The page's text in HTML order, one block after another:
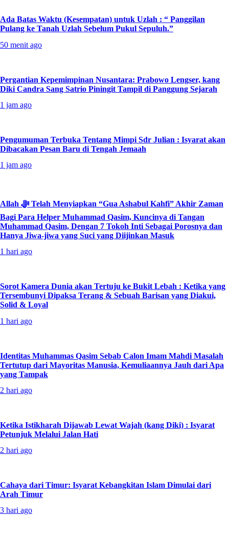
Ada Batas Waktu (Kesempatan) untuk Uzlah : “ Panggilan
Pulang ke Tanah Uzlah Sebelum Pukul Sepuluh.”
50 menit ago
Pergantian Kepemimpinan Nusantara: Prabowo Lengser, kang
Diki Candra Sang Satrio Piningit Tampil di Panggung Sejarah
1 jam ago
Pengumuman Terbuka Tentang Mimpi Sdr Julian : Isyarat akan
Dibacakan Pesan Baru di Tengah Jemaah
1 jam ago
Allah ﷻ Telah Menyiapkan “Gua Ashabul Kahfi” Akhir Zaman
Bagi Para Helper Muhammad Qasim, Kuncinya di Tangan
Muhammad Qasim, Dengan 7 Tokoh Inti Sebagai Porosnya dan
Hanya Jiwa-jiwa yang Suci yang Diijinkan Masuk
1 hari ago
Sorot Kamera Dunia akan Tertuju ke Bukit Lebah : Ketika yang
Tersembunyi Dipaksa Terang & Sebuah Barisan yang Diakui,
Solid & Loyal
1 hari ago
Identitas Muhammas Qasim Sebab Calon Imam Mahdi Masalah
Tertutup dari Mayoritas Manusia, Kemuliaannya Jauh dari Apa
yang Tampak
2 hari ago
Ketika Istikharah Dijawab Lewat Wajah (kang Diki) : Isyarat
Petunjuk Melalui Jalan Hati
2 hari ago
Cahaya dari Timur: Isyarat Kebangkitan Islam Dimulai dari
Arah Timur
3 hari ago